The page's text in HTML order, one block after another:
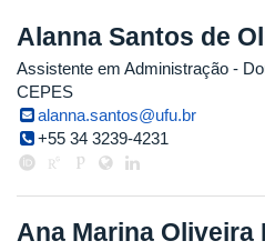
Alanna Santos de
Assistente em Administração -
CEPES
alanna.santos@ufu.br
+55 34 3239-4231
Ana Marina Oliveira